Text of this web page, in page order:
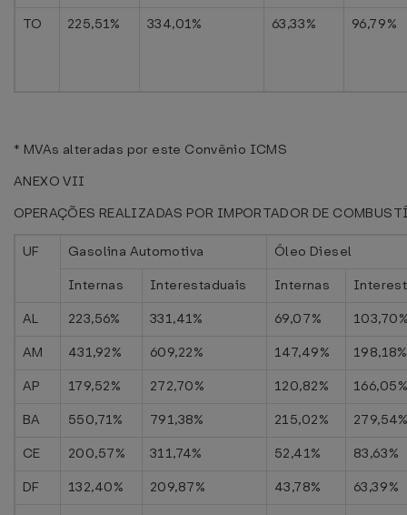
TO
225,51% 334,01% 63,33% 96,79%
* MVAs alteradas por este Convênio ICMS
ANEXO VII
OPERAÇÕES REALIZADAS POR IMPORTADOR DE
UF Gasolina Automotiva
Óleo Diesel
Internas
Interestaduais Internas
AL
223,56% 331,41% 69,07%
AM
431,92% 609,22% 147,49%
198,18%
AP
179,52% 272,70% 120,82%
BA
550,71% 791,38% 215,02%
CE
200,57% 311,74% 52,41%
83,63%
DF
132,40% 209,87% 43,78%
63,39%